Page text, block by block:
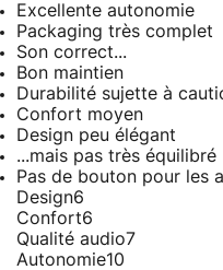
Excellente autonomie
Packaging très complet
Son correct...
Bon maintien
Durabilité sujette à
Confort moyen
Design peu élégant
...mais pas très équilibré
Pas de bouton pour les
Design6
Confort6
Qualité audio7
Autonomie10